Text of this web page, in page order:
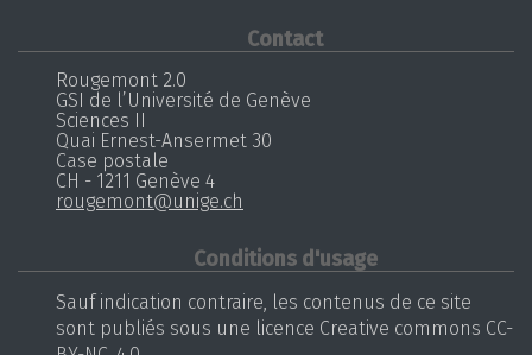
Contact
Rougemont 2.0
GSI de l’Université de Genève
Sciences II
Quai Ernest-Ansermet 30
Case postale
CH - 1211 Genève 4
rougemont@unige.ch
Conditions d'usage
Sauf indication contraire, les contenus de ce site
sont publiés sous une licence Creative commons CC-